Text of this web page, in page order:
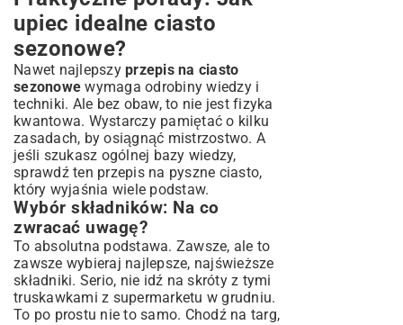
upiec idealne ciasto
sezonowe?
Nawet najlepszy przepis na ciasto
sezonowe wymaga odrobiny wiedzy i
techniki. Ale bez obaw, to nie jest fizyka
kwantowa. Wystarczy pamiętać o kilku
zasadach, by osiągnąć mistrzostwo. A
jeśli szukasz ogólnej bazy wiedzy,
sprawdź ten przepis na pyszne ciasto,
który wyjaśnia wiele podstaw.
Wybór składników: Na co
zwracać uwagę?
To absolutna podstawa. Zawsze, ale to
zawsze wybieraj najlepsze, najświeższe
składniki. Serio, nie idź na skróty z tymi
truskawkami z supermarketu w grudniu.
To po prostu nie to samo. Chodź na targ,